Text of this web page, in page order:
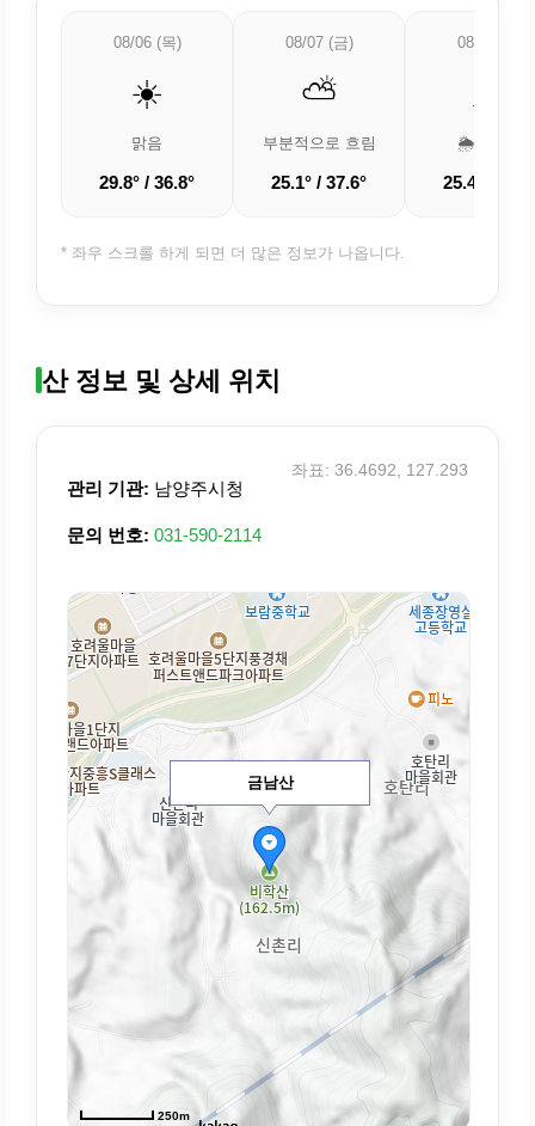
08/06 (목)
☀️
맑음
29.8° / 36.8°
08/07 (금)
⛅
부분적으로 흐림
25.1° / 37.6°
08/08 (토)
🌦️ 소나기
25.4° /
* 좌우 스크롤 하게 되면 더 많은 정보가 나옵니다.
산 정보 및 상세 위치
관리 기관: 남양주시청
문의 번호: 031-590-2114
좌표: 36.4692, 127.293
금남산
250m